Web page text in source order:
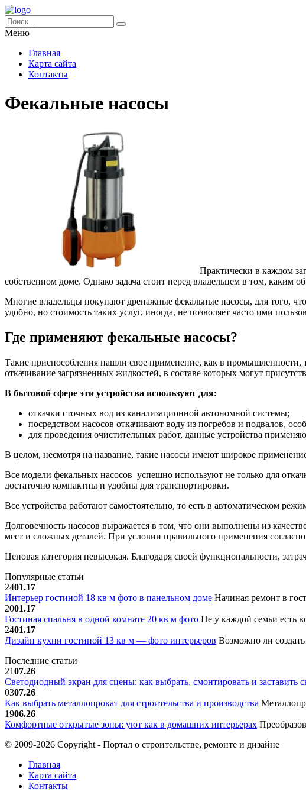
Меню
Главная
Карта сайта
Контакты
Фекальные насосы
Практически в каждом
собственном доме. Однако задача стоит перед владельцем в том, каким
Многие владельцы покупают дренажные фекальные насосы, для того,
удобно, но стоимость таких услуг, иногда, не позволяет часто ими
Где применяют фекальные насосы?
Такие приспособления нашли свое применение, как в промышленности,
откачивание загрязненных жидкостей, в составе которых могут
В бытовой сфере эти устройства используют для:
откачки сточных вод из канализационной автономной системы;
посредством насосов откачивают воду из погребов и подвалов,
для проведения очистительных работ, данные устройства
В целом, несмотря на название, такие насосы имеют широкое
Все модели фекальных насосов успешно используют не только для
достаточно компактны и удобны для транспортировки.
Все устройства работают самостоятельно, то есть в автоматическом
Долговечность насосов выражается в том, что они выполнены из
мест и сложных деталей. При условии правильного применения
Ценовая категория невысокая. Благодаря своей функциональности,
Популярные статьи
2401.17
Интерьер гостиной 18 кв м фото в панельном доме Начиная ремонт в
2001.17
Гостиная спальня в одной комнате 20 кв м фото Не у каждой семьи есть
2401.17
Дизайн кухни гостиной 13 кв м — фото интерьеров Возможно ли
Последние статьи
2107.26
Светодиодный экран для сцены: как выбрать, смонтировать и заставить
0307.26
Как выбрать металлопрокат для строительства и производства
1906.26
Комфортные открытые зоны: уют как в домашних интерьерах
© 2009-2026 Copyright - Портал о строительстве, ремонте и дизайне
Главная
Карта сайта
Контакты